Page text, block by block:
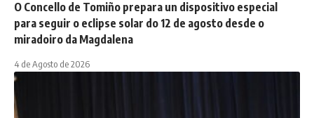
O Concello de Tomiño prepara un dispositivo especial
para seguir o eclipse solar do 12 de agosto desde o
miradoiro da Magdalena
4 de Agosto de 2026